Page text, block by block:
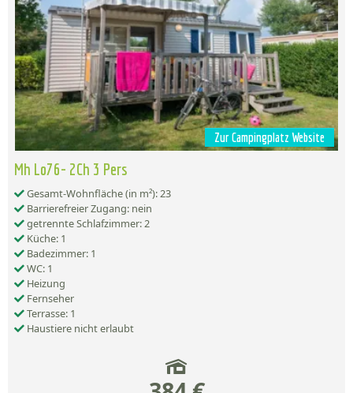
Zur Campingplatz Website
Mh Lo76- 2Ch 3 Pers
Gesamt-Wohnfläche (in m²): 23
Barrierefreier Zugang: nein
getrennte Schlafzimmer: 2
Küche: 1
Badezimmer: 1
WC: 1
Heizung
Fernseher
Terrasse: 1
Haustiere nicht erlaubt